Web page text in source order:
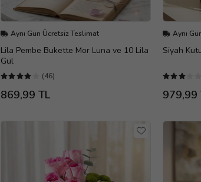
Aynı Gün Ücretsiz Teslimat
Lila Pembe Bukette Mor Luna ve 10 Lila
Gül
(46)
869,99 TL
Aynı
Siyah
979,99